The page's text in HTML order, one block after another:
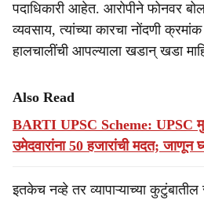
पदाधिकारी आहेत. आरोपीने फोनवर
व्यवसाय, त्यांच्या कारचा नोंदणी
हालचालींची आपल्याला खडान् खडा
Also Read
BARTI UPSC Scheme: UPSC
उमेदवारांना 50 हजारांची मदत; जाणून
इतकेच नव्हे तर व्यापाऱ्याच्या